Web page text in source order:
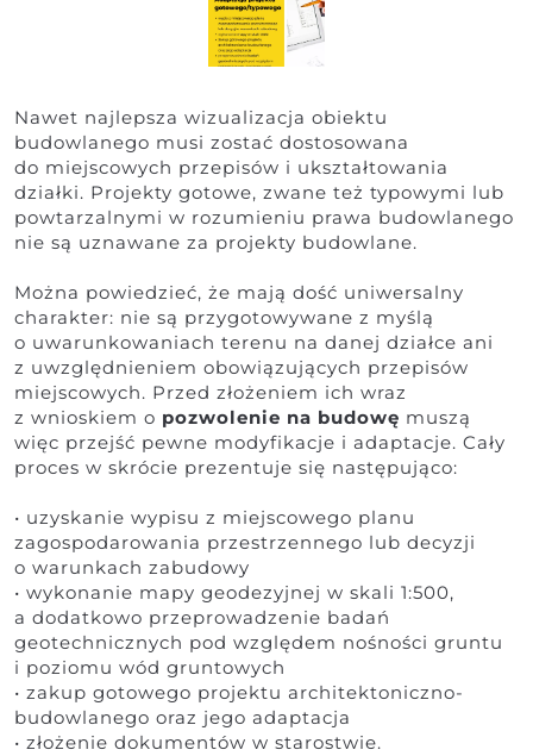
Nawet najlepsza wizualizacja obiektu
budowlanego musi zostać dostosowana
do miejscowych przepisów i ukształtowania
działki. Projekty gotowe, zwane też typowymi lub
powtarzalnymi w rozumieniu prawa budowlanego
nie są uznawane za projekty budowlane.
Można powiedzieć, że mają dość uniwersalny
charakter: nie są przygotowywane z myślą
o uwarunkowaniach terenu na danej działce ani
z uwzględnieniem obowiązujących przepisów
miejscowych. Przed złożeniem ich wraz
z wnioskiem o pozwolenie na budowę muszą
więc przejść pewne modyfikacje i adaptacje. Cały
proces w skrócie prezentuje się następująco:
• uzyskanie wypisu z miejscowego planu
zagospodarowania przestrzennego lub decyzji
o warunkach zabudowy
• wykonanie mapy geodezyjnej w skali 1:500,
a dodatkowo przeprowadzenie badań
geotechnicznych pod względem nośności gruntu
i poziomu wód gruntowych
• zakup gotowego projektu architektoniczno-
budowlanego oraz jego adaptacja
• złożenie dokumentów w starostwie.